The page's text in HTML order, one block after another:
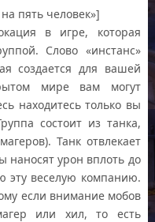
пять человек»]
в игре, которая
Слово «инстанс»
создается для вашей
мире вам могут
находитесь только вы
состоит из танка,
Танк отвлекает
наносят урон вплоть до
эту веселую компанию.
если внимание мобов
или хил, то есть